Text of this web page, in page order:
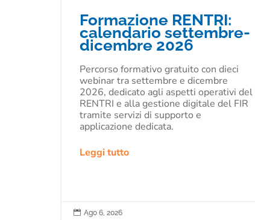
Formazione RENTRI:
calendario settembre-
dicembre 2026
Percorso formativo gratuito con dieci
webinar tra settembre e dicembre
2026, dedicato agli aspetti operativi del
RENTRI e alla gestione digitale del FIR
tramite servizi di supporto e
applicazione dedicata.
Leggi tutto
 Ago 6, 2026